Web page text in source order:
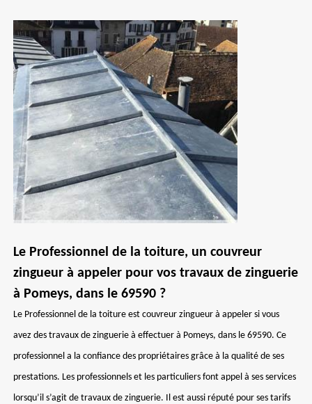
Le Professionnel de la toiture, un couvreur
zingueur à appeler pour vos travaux de zinguerie
à Pomeys, dans le 69590 ?
Le Professionnel de la toiture est couvreur zingueur à appeler si vous
avez des travaux de zinguerie à effectuer à Pomeys, dans le 69590. Ce
professionnel a la confiance des propriétaires grâce à la qualité de ses
prestations. Les professionnels et les particuliers font appel à ses services
lorsqu’il s’agit de travaux de zinguerie. Il est aussi réputé pour ses tarifs